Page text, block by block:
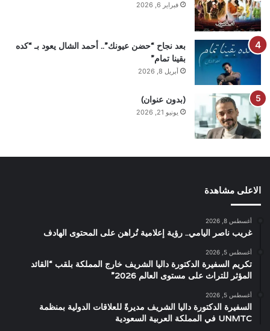
فبراير 6, 2026
بعد نجاح “حضن عيونك”.. أحمد الشال يعود بـ “كده
بقينا تمام”
أبريل 8, 2026
(بدون عنوان)
يونيو 21, 2026
الاعلى مشاهدة
أغسطس 8, 2026
غريب ناصر اليامي.. رؤية إعلامية تُراهن على المحتوى الهادف
أغسطس 5, 2026
تكريم السفيرة الدكتورة داليا الشريف خارج المملكة بلقب “القائد
المؤثر للتراث على مستوى العالم 2026”
أغسطس 5, 2026
السفيرة الدكتورة داليا الشريف مديرةً للعلاقات الدولية بمنظمة
UNMTC في المملكة العربية السعودية